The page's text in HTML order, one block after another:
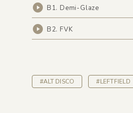
B1. Demi-Glaze
B2. FVK
#ALT DISCO #LEFTFIELD